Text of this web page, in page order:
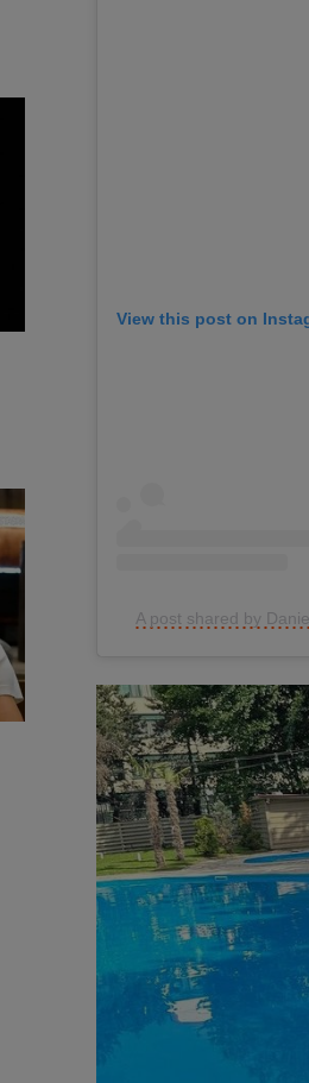
View this post on
A post shared by